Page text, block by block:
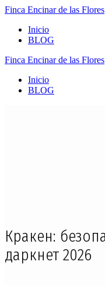
Finca Encinarde las Flores
Inicio
BLOG
Finca Encinarde las Flores
Inicio
BLOG
Кракен:
даркнет 2026